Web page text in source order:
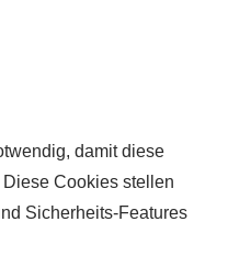
damit diese
Cookies stellen
Sicherheits-Features